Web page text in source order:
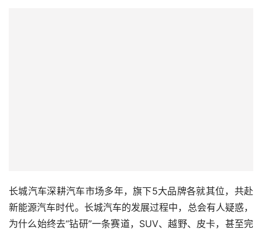
长城汽车深耕汽车市场多年，旗下5大品牌各就其位，共赴
新能源汽车时代。长城汽车的发展过程中，总会有人疑惑，
为什么始终去“钻研”一条赛道，SUV、越野、皮卡，甚至完